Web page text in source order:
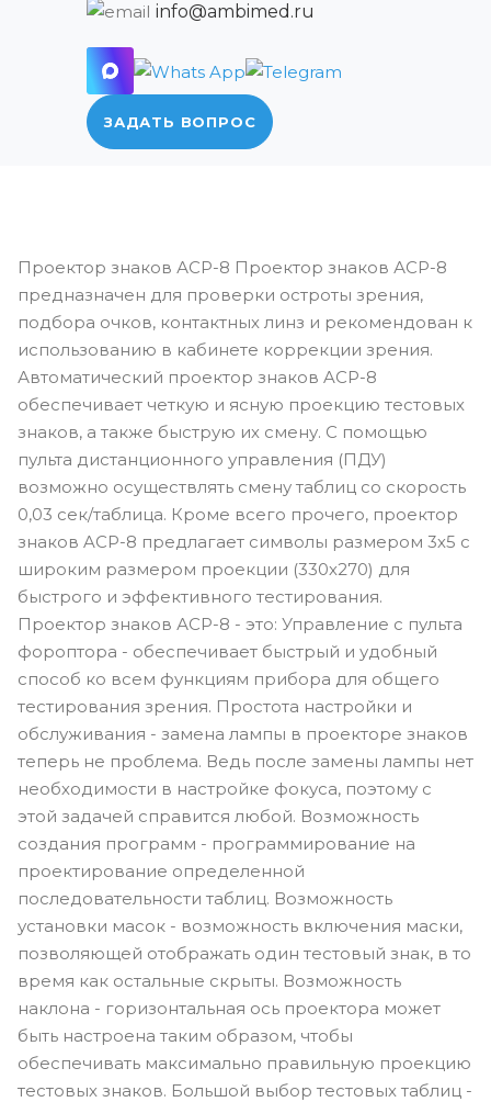
info@ambimed.ru
ЗАДАТЬ ВОПРОС
Проектор знаков АСР-8 Проектор знаков АСР-8
предназначен для проверки остроты зрения,
подбора очков, контактных линз и рекомендован к
использованию в кабинете коррекции зрения.
Автоматический проектор знаков ACP-8
обеспечивает четкую и ясную проекцию тестовых
знаков, а также быструю их смену. С помощью
пульта дистанционного управления (ПДУ)
возможно осуществлять смену таблиц со скорость
0,03 сек/таблица. Кроме всего прочего, проектор
знаков ACP-8 предлагает символы размером 3х5 с
широким размером проекции (330х270) для
быстрого и эффективного тестирования.
Проектор знаков АСР-8 - это: Управление с пульта
фороптора - обеспечивает быстрый и удобный
способ ко всем функциям прибора для общего
тестирования зрения. Простота настройки и
обслуживания - замена лампы в проекторе знаков
теперь не проблема. Ведь после замены лампы нет
необходимости в настройке фокуса, поэтому с
этой задачей справится любой. Возможность
создания программ - программирование на
проектирование определенной
последовательности таблиц. Возможность
установки масок - возможность включения маски,
позволяющей отображать один тестовый знак, в то
время как остальные скрыты. Возможность
наклона - горизонтальная ось проектора может
быть настроена таким образом, чтобы
обеспечивать максимально правильную проекцию
тестовых знаков. Большой выбор тестовых таблиц -